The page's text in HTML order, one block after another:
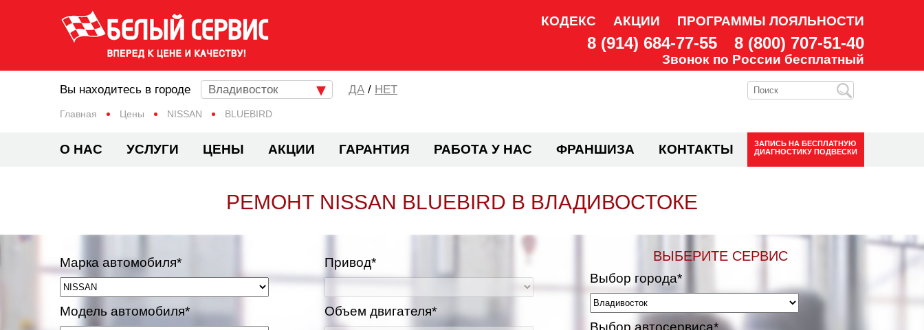
КОДЕКС АКЦИИ ПРОГРАММЫ ЛОЯЛЬНОСТИ
8 (914) 684-77-55 8 (800) 707-51-40
Звонок по России бесплатный
Главная Цены NISSAN BLUEBIRD
Вы находитесь в городе Владивосток / НЕТ
О НАС УСЛУГИ ЦЕНЫ АКЦИИ ГАРАНТИЯ РАБОТА У НАС ФРАНШИЗА КОНТАКТЫ ЗАПИСЬ НА БЕСПЛАТНУЮ
ДИАГНОСТИКУ ПОДВЕСКИ
РЕМОНТ NISSAN BLUEBIRD В ВЛАДИВОСТОКЕ
Марка автомобиля*
Модель автомобиля*
Привод*
Объем двигателя*
ВЫБЕРИТЕ СЕРВИС
Выбор города*
Выбор автосервиса*